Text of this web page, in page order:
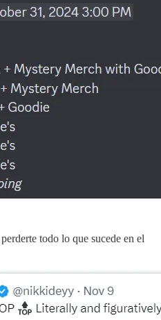
todo lo que sucede en el